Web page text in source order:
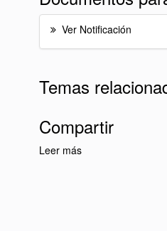
Ver Notificación
Temas
Compartir
Leer más